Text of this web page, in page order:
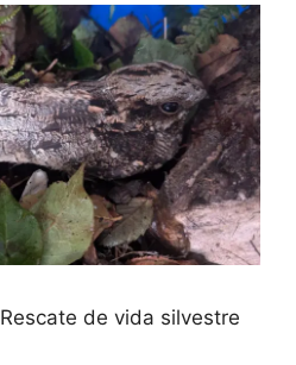
Rescate de vida silvestre